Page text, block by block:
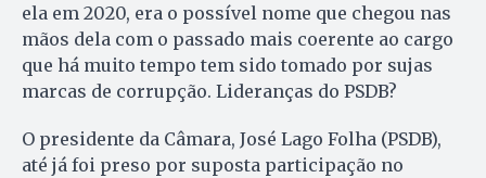
ela em 2020, era o possível nome que chegou nas
mãos dela com o passado mais coerente ao cargo
que há muito tempo tem sido tomado por sujas
marcas de corrupção. Lideranças do PSDB?
O presidente da Câmara, José Lago Folha (PSDB),
até já foi preso por suposta participação no